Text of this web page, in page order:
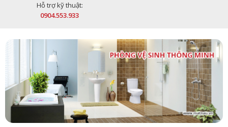
Hỗ trợ kỹ thuật:
0904.553.933